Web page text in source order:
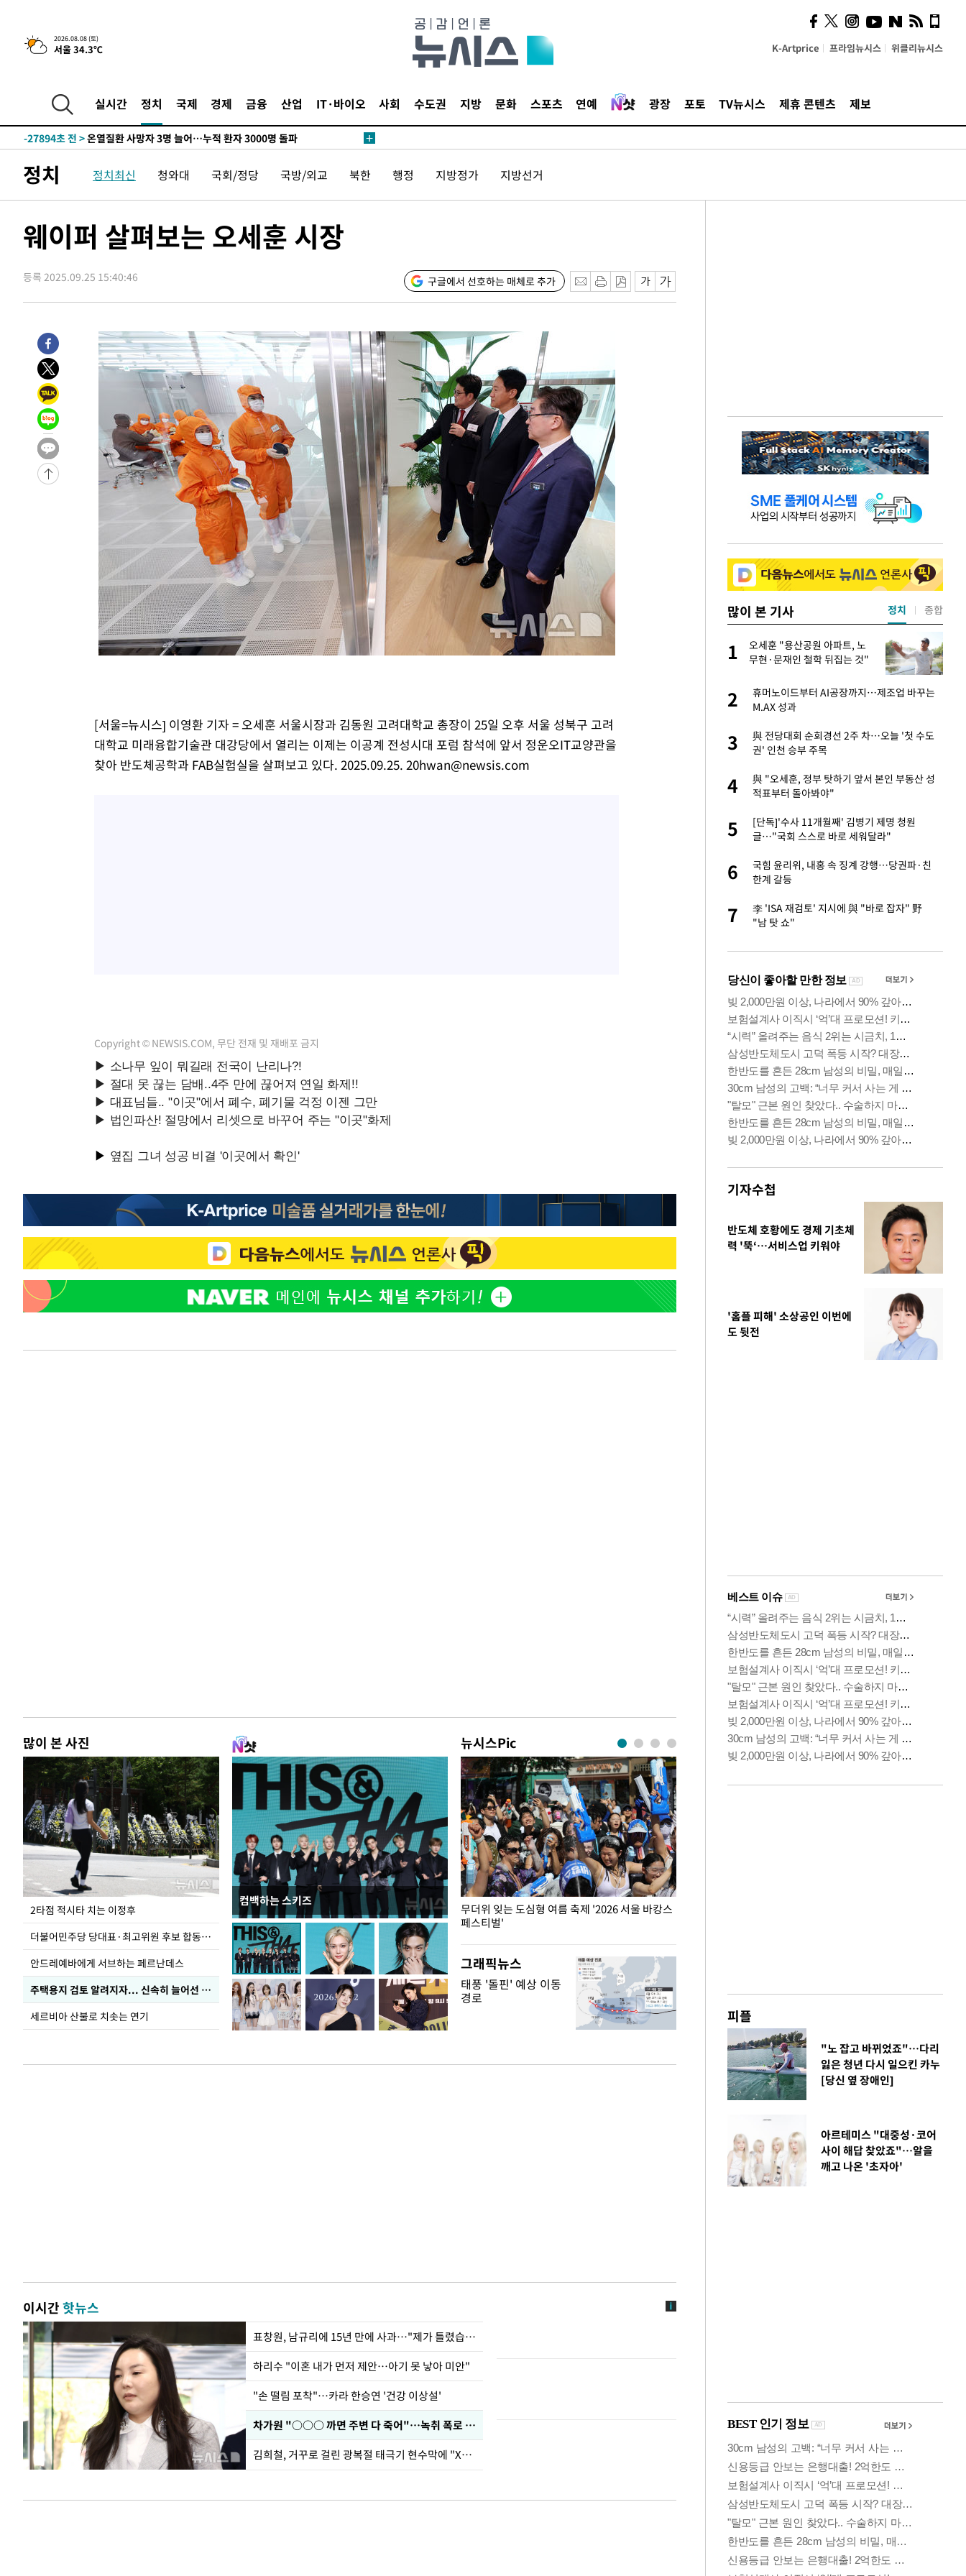
2026.08.08 (토)
서울 34.3℃ K-Artprice 프라임뉴시스 위클리뉴시스
실시간 정치 국제 경제 금융 산업 IT·바이오 사회 수도권 지방 문화 스포츠 연예 광장 포토 TV뉴시스 제휴 콘텐츠 제보
3시간 전 >[속보]뉴욕증시 상승 마감…S&P 0.6% 나스닥 1.3%↑
-29143초 전 >
[속보]이강인 "감독님이 원하는 마음 느꼈고, 많은 트로피 원해 아
틀레티코 이적"
-28925초 전 >
-27894초 전 >온열질환 사망자 3명 늘어…누적 환자 3000명 돌파
-17946초 전 >
백운산서 80년근 천종산삼 9뿌리 발견…감정가 1.3억원
-15656초 전 >선재도서 해루질 나섰다 실종 60대, 닷새 만에 숨진 채 발견
-12566초 전 > 여수 오동도 해상서 모터보트 전복…1명 사망·1명 실종
주 날씨]
-5811초 전 >축구협회 "압수수색·성접대 논란 사과…쇄신의 기회로 삼겠다"
-4328초 전 >[속보]'압수수색·성접대 논란' 축구협회 "실망과 걱정 안겨드려 죄
3시간 전 >
[속보]뉴욕증시 상승 마감…S&P 0.6% 나스닥 1.3%↑
-29873초 전 >
낮 최고 35도 '무더위'…동해안 시간당 30㎜ '강한 비'[내일날씨]
-29143초 전 >
[속보]이강인 "감독님이 원하는 마음 느꼈고, 많은 트로피 원해 아
틀레티코 이적"
-28925초 전 >
수도권 40도 육박 '펄펄'…동해안 일부 지역엔 호의주의보
-27894초 전 >
온열질환 사망자 3명 늘어…누적 환자 3000명 돌파
-21839초 전 >
강릉에 시간당 81.4㎜ 물폭탄…도로 잠기고 담벼락 붕괴
-17946초 전 >
백운산서 80년근 천종산삼 9뿌리 발견…감정가 1.3억원
-15656초 전 >
선재도서 해루질 나섰다 실종 60대, 닷새 만에 숨진 채 발견
남자 농구, 나고야 아시안게임서 '홈팀' 일본과 한일전
여수 오동도 해상서 모터보트 전복…1명 사망·1명 실종
극한폭염 한풀 꺾이지만…'낮 최고 35도' 무더위, 열대야 계속[다음
축구협회 "압수수색·성접대 논란 사과…쇄신의 기회로 삼겠다"
[속보]'압수수색·성접대 논란' 축구협회 "실망과 걱정 안겨드려 죄
'최고 37도' 폭염 지속…강원동해안 최대 150㎜ 비
[속보]뉴욕증시 상승 마감…S&P 0.6% 나스닥 1.3%↑
정치 정치최신 청와대 국회/정당 국방/외교 북한 행정 지방정가 지방선거
웨이퍼 살펴보는 오세훈 시장
등록 2025.09.25 15:40:46 구글에서 선호하는 매체로 추가
[서울=뉴시스] 이영환 기자 = 오세훈 서울시장과 김동원 고려대학교 총장이 25일 오후 서울 성북구 고려
대학교 미래융합기술관 대강당에서 열리는 이제는 이공계 전성시대 포럼 참석에 앞서 정운오IT교양관을
찾아 반도체공학과 FAB실험실을 살펴보고 있다. 2025.09.25. 20hwan@newsis.com
Copyright © NEWSIS.COM, 무단 전재 및 재배포 금지
많이 본 사진
2타점 적시타 치는 이정후
더불어민주당 당대표·최고위원 후보 합동연설회
안드레예바에게 서브하는 페르난데스
주택용지 검토 알려지자... 신속히 늘어선 '근조화환'
세르비아 산불로 치솟는 연기
컴백하는 스키즈
뉴시스Pic
청와대 일주일
무더위 잊는 도심형 여름 축제 '2026 서울 바캉스
페스티벌'
그래픽뉴스
태풍 '돌핀' 예상 이동
경로
이시간핫뉴스
표창원, 남규리에 15년 만에 사과…"제가 틀렸습니다"
하리수 "이혼 내가 먼저 제안…아기 못 낳아 미안"
"손 떨림 포착"…카라 한승연 '건강 이상설'
차가원 "○○○ 까면 주변 다 죽어"…녹취 폭로 파장
김희철, 거꾸로 걸린 광복절 태극기 현수막에 "X돌았네"
많이 본 기사
1
"창 3개 띄워도 답답함 없
네"…'폴드8 울트라', 일주일
3
김도영·곽빈·안현민…오승환·니퍼트가 콕
집은 차기 메이저리거
1
오세훈 "용산공원 아파트, 노
무현·문재인 철학 뒤집는 것"
2
휴머노이드부터 AI공장까지…제조업 바꾸는
M.AX 성과
3
與 전당대회 순회경선 2주 차…오늘 '첫 수도
권' 인천 승부 주목
4
與 "오세훈, 정부 탓하기 앞서 본인 부동산 성
적표부터 돌아봐야"
5
[단독]'수사 11개월째' 김병기 제명 청원
글…"국회 스스로 바로 세워달라"
6
국힘 윤리위, 내홍 속 징계 강행…당권파·친
한계 갈등
7
李 'ISA 재검토' 지시에 與 "바로 잡자" 野
"남 탓 쇼"
정치 종합
기자수첩
반도체 호황에도 경제 기초체
력 '뚝‘…서비스업 키워야
'홈플 피해' 소상공인 이번에
도 뒷전
피플
"노 잡고 바뀌었죠"…다리
잃은 청년 다시 일으킨 카누
[당신 옆 장애인]
아르테미스 "대중성·코어
사이 해답 찾았죠"…알을
깨고 나온 '초자아'